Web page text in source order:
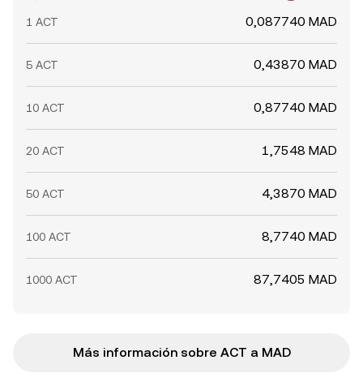
1 ACT 0,087740 MAD
5 ACT 0,43870 MAD
10 ACT 0,87740 MAD
20 ACT 1,7548 MAD
50 ACT 4,3870 MAD
100 ACT 8,7740 MAD
1000 ACT 87,7405 MAD
Más información sobre ACT a MAD